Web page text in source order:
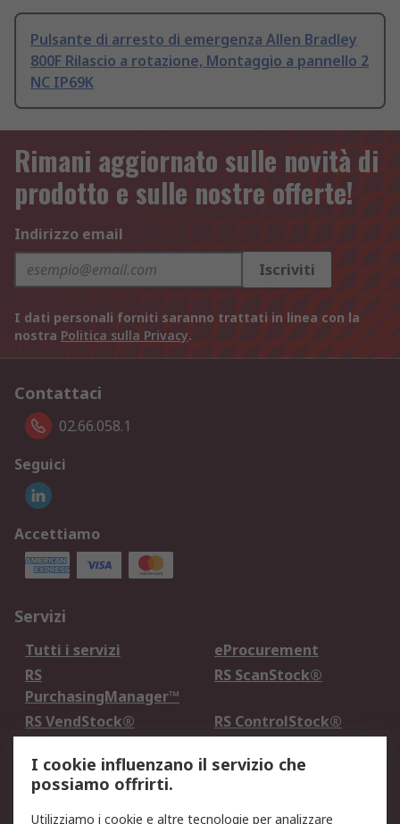
Pulsante di arresto di emergenza Allen Bradley
800F Rilascio a rotazione, Montaggio a pannello 2
NC IP69K
Rimani aggiornato sulle novità di
prodotto e sulle nostre offerte!
Indirizzo email
Iscriviti
I dati personali forniti saranno trattati in linea con la
nostra Politica sulla Privacy.
Contattaci
02.66.058.1
Seguici
Accettiamo
Servizi
Tutti i servizi
eProcurement
RS
PurchasingManager™
RS ScanStock®
RS VendStock®
RS ControlStock®
Legale
I cookie influenzano il servizio che
possiamo offrirti.
Utilizziamo i cookie e altre tecnologie per analizzare